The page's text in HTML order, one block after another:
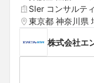
SIer コンサルテ
東京都 神奈川県
株式会社エ